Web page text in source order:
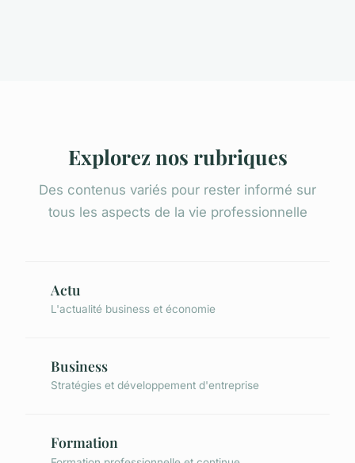
Explorez nos rubriques
Des contenus variés pour rester informé sur
tous les aspects de la vie professionnelle
Actu
L'actualité business et économie
Business
Stratégies et développement d'entreprise
Formation